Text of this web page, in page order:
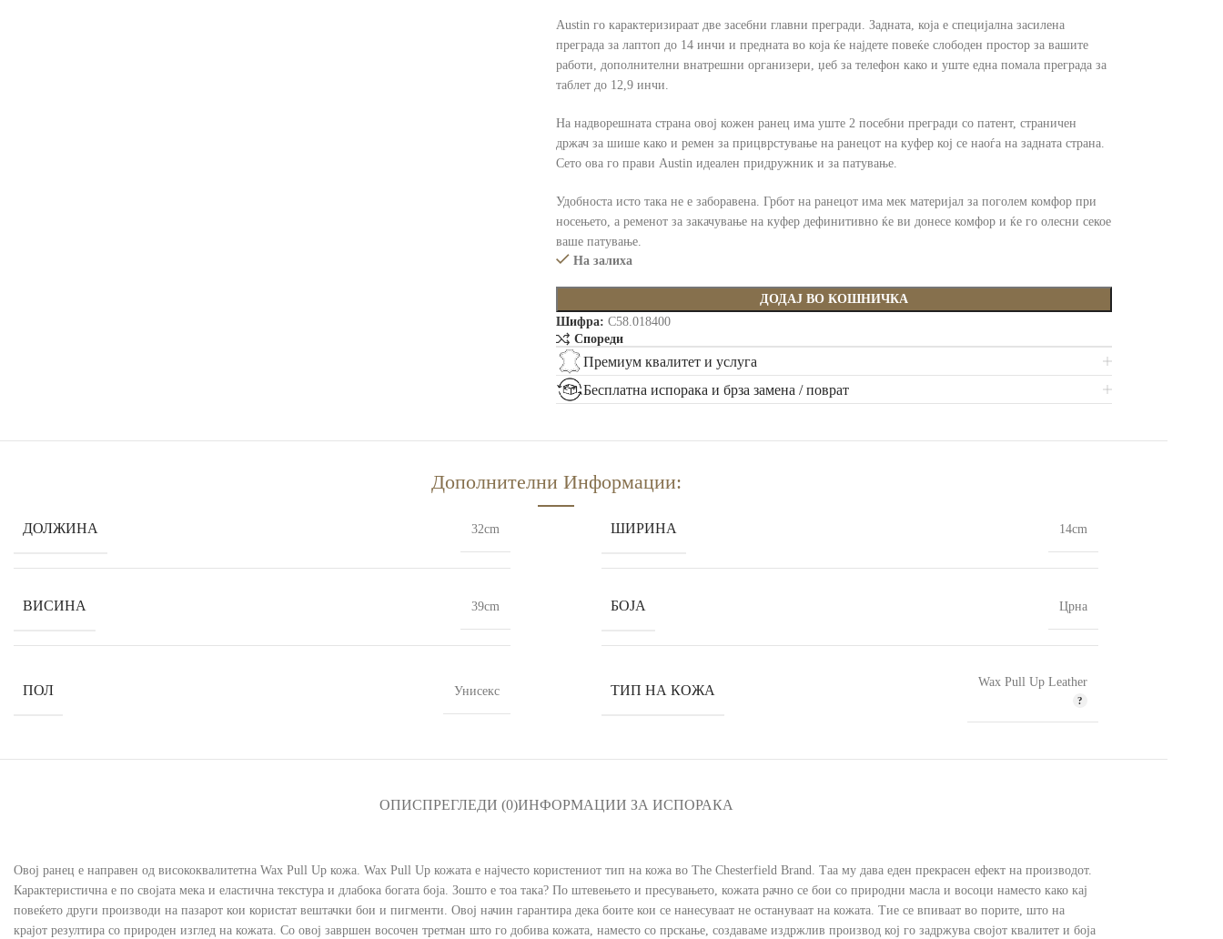
Austin го карактеризираат две засебни главни прегради. Задната, која е специјална засилена
преграда за лаптоп до 14 инчи и предната во која ќе најдете повеќе слободен простор за вашите
работи, дополнителни внатрешни организери, џеб за телефон како и уште една помала преграда за
таблет до 12,9 инчи.
На надворешната страна овој кожен ранец има уште 2 посебни прегради со патент, страничен
држач за шише како и ремен за прицврстување на ранецот на куфер кој се наоѓа на задната страна.
Сето ова го прави Austin идеален придружник и за патување.
Удобноста исто така не е заборавена. Грбот на ранецот има мек материјал за поголем комфор при
носењето, а ременот за закачување на куфер дефинитивно ќе ви донесе комфор и ќе го олесни секое
ваше патување.
На залиха
ДОДАЈ ВО КОШНИЧКА
Шифра: C58.018400
Спореди
Премиум квалитет и услуга
Бесплатна испорака и брза замена / поврат
Дополнителни Информации:
ДОЛЖИНА 32cm ШИРИНА 14cm
ВИСИНА 39cm БОЈА Црна
ПОЛ Унисекс ТИП НА КОЖА Wax Pull Up Leather
ОПИСПРЕГЛЕДИ (0)ИНФОРМАЦИИ ЗА ИСПОРАКА
Овој ранец е направен од висококвалитетна Wax Pull Up кожа. Wax Pull Up кожата е најчесто користениот тип на кожа во The Chesterfield Brand. Таа му дава еден прекрасен ефект на производот.
Карактеристична е по својата мека и еластична текстура и длабока богата боја. Зошто е тоа така? По штевењето и пресувањето, кожата рачно се бои со природни масла и восоци наместо како кај
повеќето други производи на пазарот кои користат вештачки бои и пигменти. Овој начин гарантира дека боите кои се нанесуваат не остануваат на кожата. Тие се впиваат во порите, што на
крајот резултира со природен изглед на кожата. Со овој завршен восочен третман што го добива кожата, наместо со прскање, создаваме издржлив производ кој го задржува својот квалитет и боја